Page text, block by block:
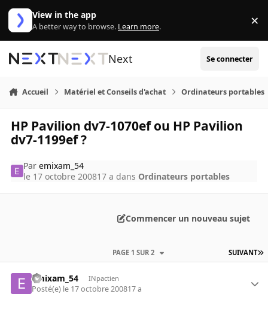
Aller au contenu
View in the app
A better way to browse. Learn more. ×
Next Se connecter
Accueil Matériel et Conseils d'achat Ordinateurs portables
HP Pavilion dv7-1070ef ou HP Pavilion
dv7-1199ef ?
Paremixam_54
le 17 octobre 200817 a dans Ordinateurs portables
Commencer un nouveau sujet
SUIVANT
PAGE 1 SUR 2
emixam_54 INpactien
Posté(e) le 17 octobre 200817 a